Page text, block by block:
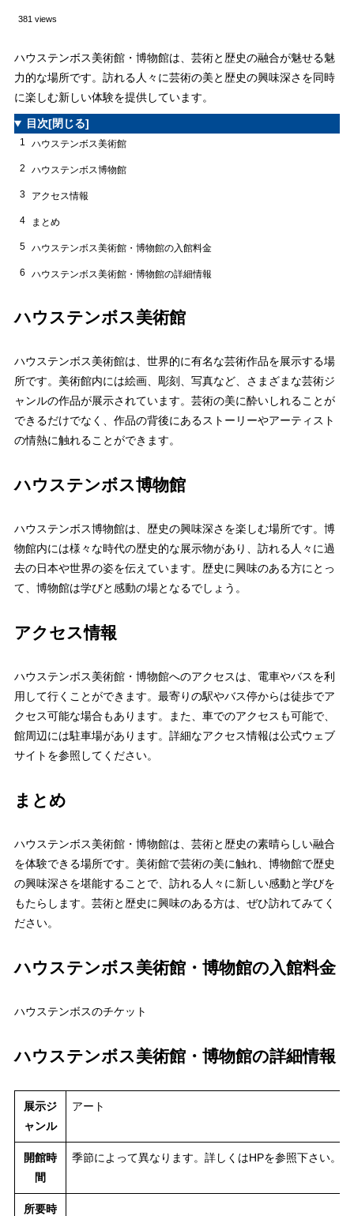
381 views
ハウステンボス美術館・博物館は、芸術と歴史の融合が魅せる魅
力的な場所です。訪れる人々に芸術の美と歴史の興味深さを同時
に楽しむ新しい体験を提供しています。
目次[閉じる]
1 ハウステンボス美術館
2 ハウステンボス博物館
3 アクセス情報
4 まとめ
5 ハウステンボス美術館・博物館の入館料金
6 ハウステンボス美術館・博物館の詳細情報
ハウステンボス美術館
ハウステンボス美術館は、世界的に有名な芸術作品を展示する場
所です。美術館内には絵画、彫刻、写真など、さまざまな芸術ジ
ャンルの作品が展示されています。芸術の美に酔いしれることが
できるだけでなく、作品の背後にあるストーリーやアーティスト
の情熱に触れることができます。
ハウステンボス博物館
ハウステンボス博物館は、歴史の興味深さを楽しむ場所です。博
物館内には様々な時代の歴史的な展示物があり、訪れる人々に過
去の日本や世界の姿を伝えています。歴史に興味のある方にとっ
て、博物館は学びと感動の場となるでしょう。
アクセス情報
ハウステンボス美術館・博物館へのアクセスは、電車やバスを利
用して行くことができます。最寄りの駅やバス停からは徒歩でア
クセス可能な場合もあります。また、車でのアクセスも可能で、
館周辺には駐車場があります。詳細なアクセス情報は公式ウェブ
サイトを参照してください。
まとめ
ハウステンボス美術館・博物館は、芸術と歴史の素晴らしい融合
を体験できる場所です。美術館で芸術の美に触れ、博物館で歴史
の興味深さを堪能することで、訪れる人々に新しい感動と学びを
もたらします。芸術と歴史に興味のある方は、ぜひ訪れてみてく
ださい。
ハウステンボス美術館・博物館の入館料金
ハウステンボスのチケット
ハウステンボス美術館・博物館の詳細情報
展示ジ
ャンル
アート
開館時
間
季節によって異なります。詳しくはHPを参照下さい。
所要時